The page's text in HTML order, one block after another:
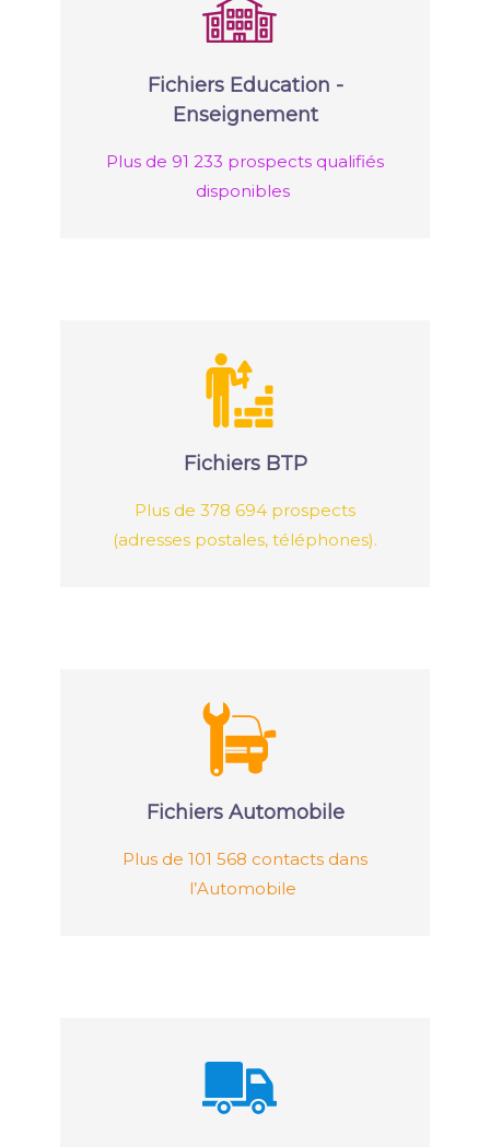
Fichiers Education -
Enseignement
Plus de 91 233 prospects qualifiés
disponibles
Fichiers BTP
Plus de 378 694 prospects
(adresses postales, téléphones).
Fichiers Automobile
Plus de 101 568 contacts dans
l’Automobile